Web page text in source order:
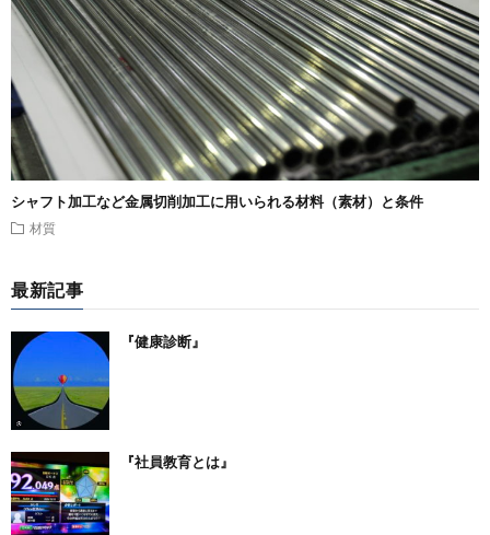
シャフト加工など金属切削加工に用いられる材料（素材）と条件
材質
最新記事
『健康診断』
『社員教育とは』